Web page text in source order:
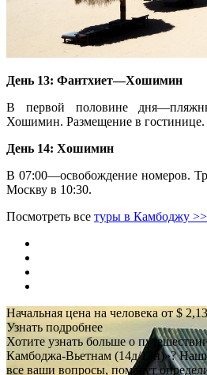
День 13: Фантхиет—Хошимин
В первой половине
Хошимин. Размещение в гостинице.
День 14: Хошимин
В 07:00—освобождение номеров.
Москву в 10:30.
Посмотреть все туры в Камбоджу
Начальная цена на человека от $
Узнать подробнее
Хотите узнать больше о
Камбоджа-Вьетнам (14д/13н)»?
все ваши вопросы, помогут